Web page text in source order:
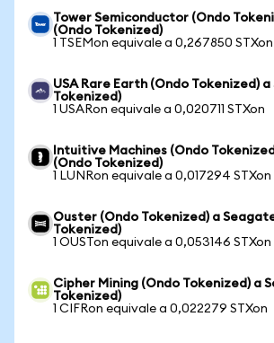
Tower Semiconductor (Ondo
(Ondo Tokenized)
1 TSEMon equivale a 0,267850 STXon
USA Rare Earth (Ondo Tokenized)
Tokenized)
1 USARon equivale a 0,020711 STXon
Intuitive Machines (Ondo
(Ondo Tokenized)
1 LUNRon equivale a 0,017294 STXon
Ouster (Ondo Tokenized) a
Tokenized)
1 OUSTon equivale a 0,053146 STXon
Cipher Mining (Ondo Tokenized) a
Tokenized)
1 CIFRon equivale a 0,022279 STXon